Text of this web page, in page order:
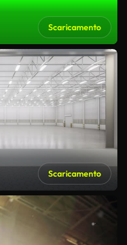
Scaricamento
Scaricamento